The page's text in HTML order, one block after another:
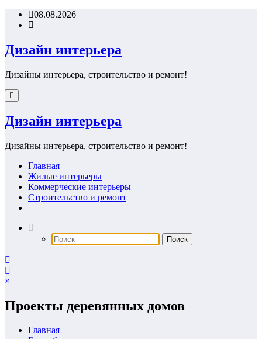
Перейти08.08.2026
Дизайн интерьера
Дизайны интерьера, строительство и ремонт!
Дизайн интерьера
Дизайны интерьера, строительство и ремонт!
Главная
Жилые интерьеры
Коммерческие интерьеры
Строительство и ремонт
×
Проекты деревянных домов
Главная